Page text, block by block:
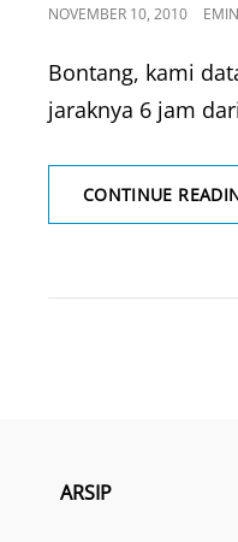
POSTED
NOVEMBER 10, 2010
Bontang, kami
jaraknya 6 jam
CONTINUE
ARSIP